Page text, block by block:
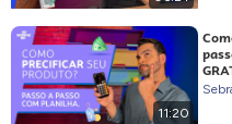
11:20